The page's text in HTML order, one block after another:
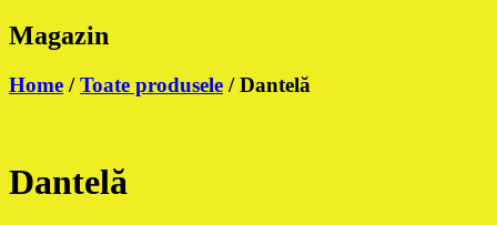
Magazin
Home /Toate produsele / Dantelă
Dantelă